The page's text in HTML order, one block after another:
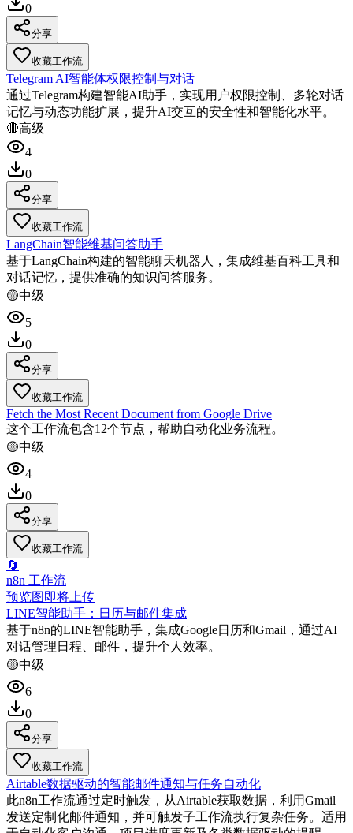
0
分享
收藏工作流
Telegram AI智能体权限控制与对话
通过Telegram构建智能AI助手，实现用户权限控制、多轮对话
记忆与动态功能扩展，提升AI交互的安全性和智能化水平。
🔴高级
4
0
分享
收藏工作流
LangChain智能维基问答助手
基于LangChain构建的智能聊天机器人，集成维基百科工具和
对话记忆，提供准确的知识问答服务。
🟡中级
5
0
分享
收藏工作流
Fetch the Most Recent Document from Google Drive
这个工作流包含12个节点，帮助自动化业务流程。
🟡中级
4
0
分享
收藏工作流
🔄
n8n 工作流
预览图即将上传
LINE智能助手：日历与邮件集成
基于n8n的LINE智能助手，集成Google日历和Gmail，通过AI
对话管理日程、邮件，提升个人效率。
🟡中级
6
0
分享
收藏工作流
Airtable数据驱动的智能邮件通知与任务自动化
此n8n工作流通过定时触发，从Airtable获取数据，利用Gmail
发送定制化邮件通知，并可触发子工作流执行复杂任务。适用